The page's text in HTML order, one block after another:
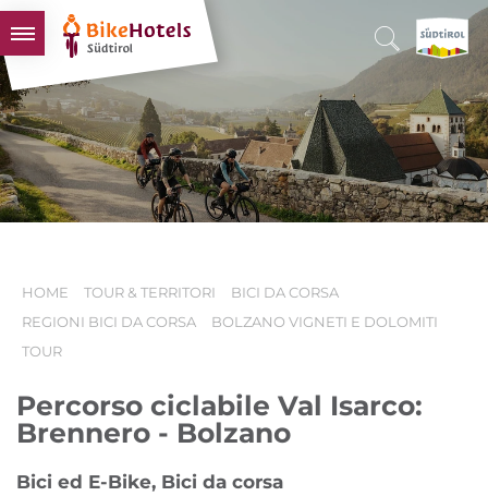
BIKEHOTELS
HOTELS & PACCHETTI
TOUR & TERRITORI
L'ALTO ADIGE & NOI
HOME TOUR & TERRITORI
BICI DA CORSA
REGIONI BICI DA CORSA
BOLZANO VIGNETI E DOLOMITI
TOUR
Percorso ciclabile Val Isarco:
Brennero - Bolzano
Bici ed E-Bike, Bici da corsa